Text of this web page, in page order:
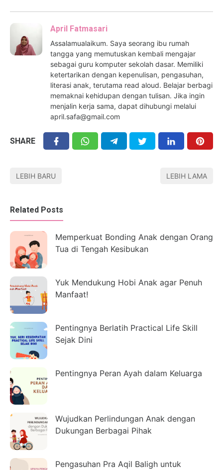
April Fatmasari
Assalamualaikum. Saya seorang ibu rumah
tangga yang memutuskan kembali mengajar
sebagai guru komputer sekolah dasar. Memiliki
ketertarikan dengan kepenulisan, pengasuhan,
literasi anak, terutama read aloud. Belajar berbagi
memaknai kehidupan dengan tulisan. Jika ingin
menjalin kerja sama, dapat dihubungi melalui
april.safa@gmail.com
SHARE
LEBIH BARU LEBIH LAMA
Related Posts
Memperkuat Bonding Anak dengan Orang
Tua di Tengah Kesibukan
Yuk Mendukung Hobi Anak agar Penuh
Manfaat!
Pentingnya Berlatih Practical Life Skill
Sejak Dini
Pentingnya Peran Ayah dalam Keluarga
Wujudkan Perlindungan Anak dengan
Dukungan Berbagai Pihak
Pengasuhan Pra Aqil Baligh untuk